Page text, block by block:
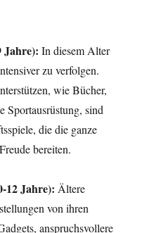
Jahre): In diesem Alter
zu verfolgen.
wie Bücher,
Sportausrüstung, sind
die die ganze
bereiten.
12 Jahre): Ältere
von ihren
anspruchsvollere